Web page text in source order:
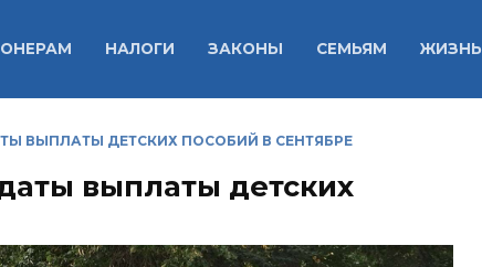
НАЛОГИ ЗАКОНЫ СЕМЬЯМ ЖИЗНЬ
ВЫПЛАТЫ ДЕТСКИХ ПОСОБИЙ В СЕНТЯБРЕ
выплаты детских